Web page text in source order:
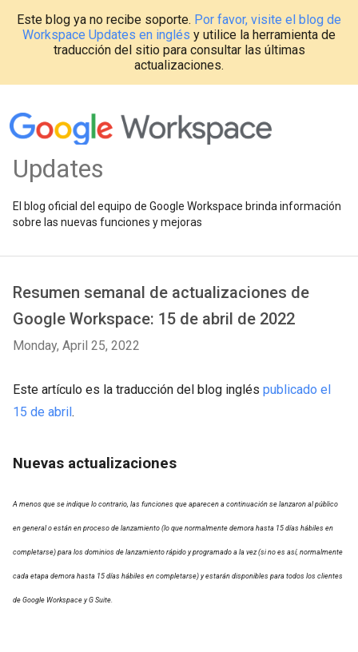
Este blog ya no recibe soporte. Por favor, visite el blog de
Workspace Updates en inglés y utilice la herramienta de
traducción del sitio para consultar las últimas
actualizaciones.
Updates
El blog oficial del equipo de Google Workspace brinda información
sobre las nuevas funciones y mejoras
Resumen semanal de actualizaciones de
Google Workspace: 15 de abril de 2022
Monday, April 25, 2022
Este artículo es la traducción del blog inglés publicado el
15 de abril.
Nuevas actualizaciones
A menos que se indique lo contrario, las funciones que aparecen a continuación se lanzaron al público
en general o están en proceso de lanzamiento (lo que normalmente demora hasta 15 días hábiles en
completarse) para los dominios de lanzamiento rápido y programado a la vez (si no es así, normalmente
cada etapa demora hasta 15 días hábiles en completarse) y estarán disponibles para todos los clientes
de Google Workspace y G Suite.